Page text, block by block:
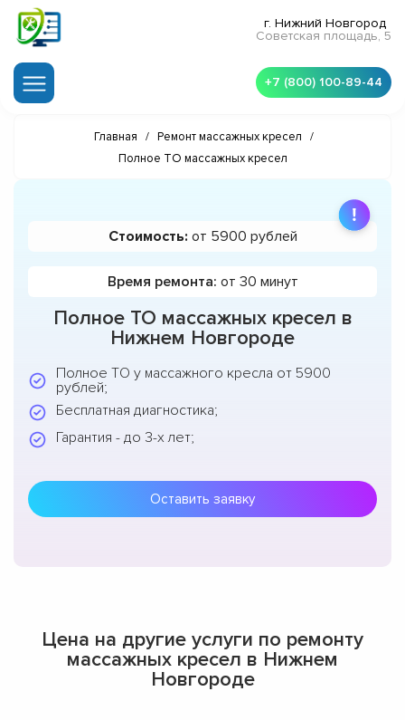
г. Нижний Новгород
Советская площадь, 5
+7 (800) 100-89-44
Главная / Ремонт массажных кресел
/
Полное ТО массажных кресел
Полное ТО массажных кресел в
Нижнем Новгороде
Полное ТО у массажного кресла от 5900
рублей;
Бесплатная диагностика;
Гарантия - до 3-х лет;
Оставить заявку
Стоимость: от 5900 рублей
Время ремонта: от 30 минут
Цена на другие услуги по ремонту
массажных кресел в Нижнем
Новгороде